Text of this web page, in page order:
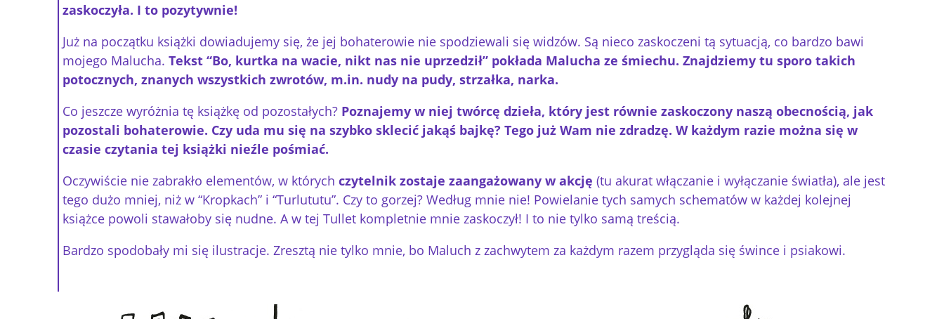
zaskoczyła. I to pozytywnie!
Już na początku książki dowiadujemy się, że jej bohaterowie nie spodziewali się widzów. Są nieco zaskoczeni tą sytuacją, co bardzo bawi
mojego Malucha. Tekst “Bo, kurtka na wacie, nikt nas nie uprzedził” pokłada Malucha ze śmiechu. Znajdziemy tu sporo takich
potocznych, znanych wszystkich zwrotów, m.in. nudy na pudy, strzałka, narka.
Co jeszcze wyróżnia tę książkę od pozostałych? Poznajemy w niej twórcę dzieła, który jest równie zaskoczony naszą obecnością, jak
pozostali bohaterowie. Czy uda mu się na szybko sklecić jakąś bajkę? Tego już Wam nie zdradzę. W każdym razie można się w
czasie czytania tej książki nieźle pośmiać.
Oczywiście nie zabrakło elementów, w których czytelnik zostaje zaangażowany w akcję (tu akurat włączanie i wyłączanie światła), ale jest
tego dużo mniej, niż w “Kropkach” i “Turlututu”. Czy to gorzej? Według mnie nie! Powielanie tych samych schematów w każdej kolejnej
książce powoli stawałoby się nudne. A w tej Tullet kompletnie mnie zaskoczył! I to nie tylko samą treścią.
Bardzo spodobały mi się ilustracje. Zresztą nie tylko mnie, bo Maluch z zachwytem za każdym razem przygląda się śwince i psiakowi.